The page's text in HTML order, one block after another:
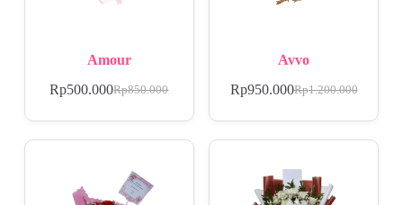
Amour
Rp850.000
Rp500.000
Avvo
Rp1.200.000
Rp950.000